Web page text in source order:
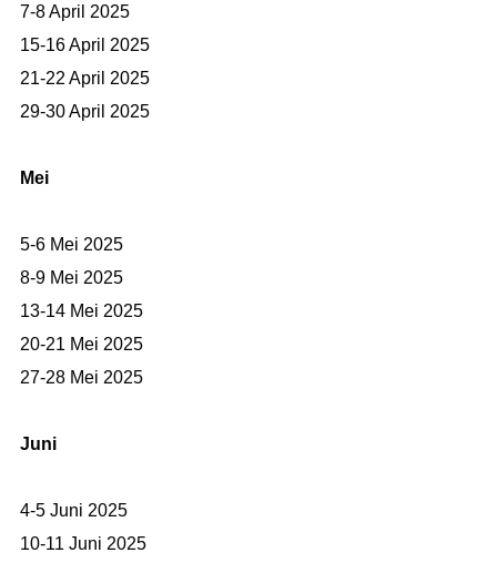
7-8 April 2025
15-16 April 2025
21-22 April 2025
29-30 April 2025
Mei
5-6 Mei 2025
8-9 Mei 2025
13-14 Mei 2025
20-21 Mei 2025
27-28 Mei 2025
Juni
4-5 Juni 2025
10-11 Juni 2025